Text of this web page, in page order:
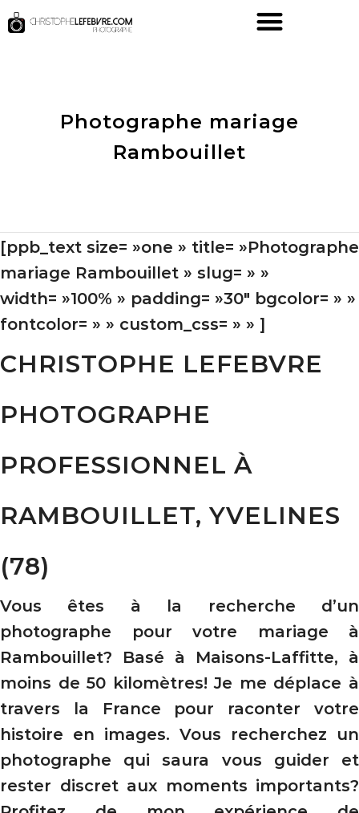
Photographe mariage
Rambouillet
[ppb_text size= »one » title= »Photographe
mariage Rambouillet » slug= » »
width= »100% » padding= »30″ bgcolor= » »
fontcolor= » » custom_css= » » ]
CHRISTOPHE LEFEBVRE
PHOTOGRAPHE
PROFESSIONNEL À
RAMBOUILLET, YVELINES
(78)
Vous êtes à la recherche d’un
photographe pour votre mariage à
Rambouillet? Basé à Maisons-Laffitte, à
moins de 50 kilomètres! Je me déplace à
travers la France pour raconter votre
histoire en images. Vous recherchez un
photographe qui saura vous guider et
rester discret aux moments importants?